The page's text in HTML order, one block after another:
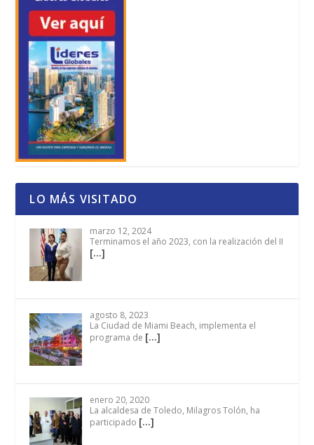
LO MÁS VISITADO
marzo 12, 2024
Terminamos el año 2023, con la realización del II
[…]
agosto 8, 2023
La Ciudad de Miami Beach, implementa el
programa de […]
enero 20, 2020
La alcaldesa de Toledo, Milagros Tolón, ha
participado […]